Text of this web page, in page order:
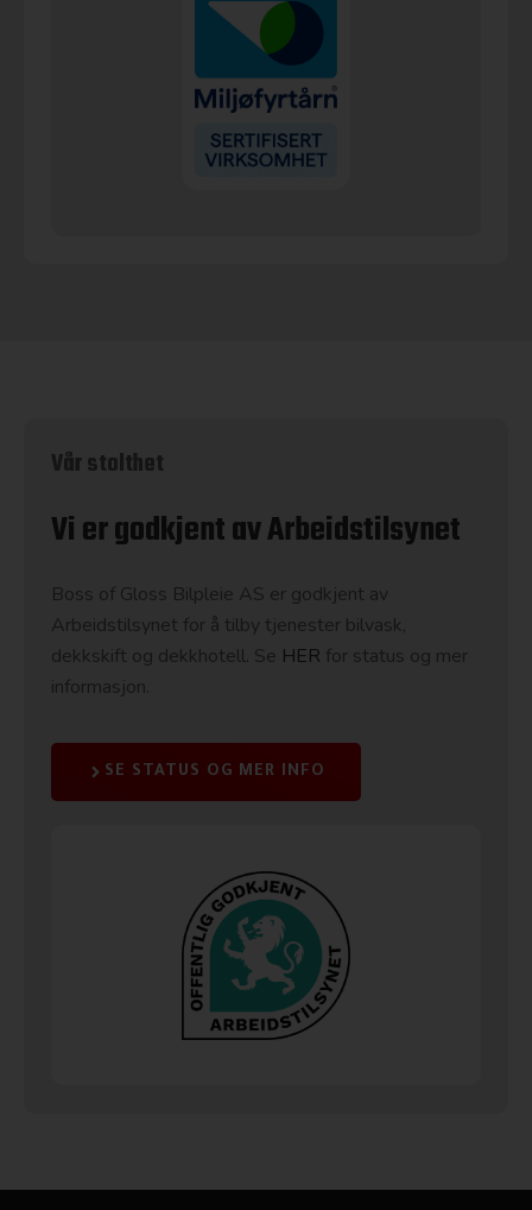
Vår stolthet
Vi er godkjent av Arbeidstilsynet
Boss of Gloss Bilpleie AS er godkjent av
Arbeidstilsynet for å tilby tjenester bilvask,
dekkskift og dekkhotell. Se HER for status og mer
informasjon.
SE STATUS OG MER INFO